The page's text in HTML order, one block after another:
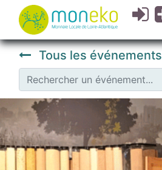
Tous les événements